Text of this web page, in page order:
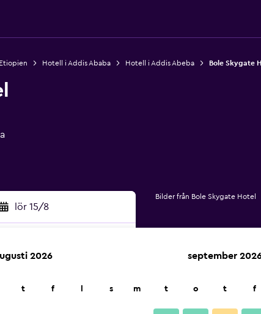
Hotell i Addis Ababa Hotell i Addis Abeba Bole Skygate
lör 15/8
Bilder från Bole Skygate Hotel
2026
t f s
september
m t o t f